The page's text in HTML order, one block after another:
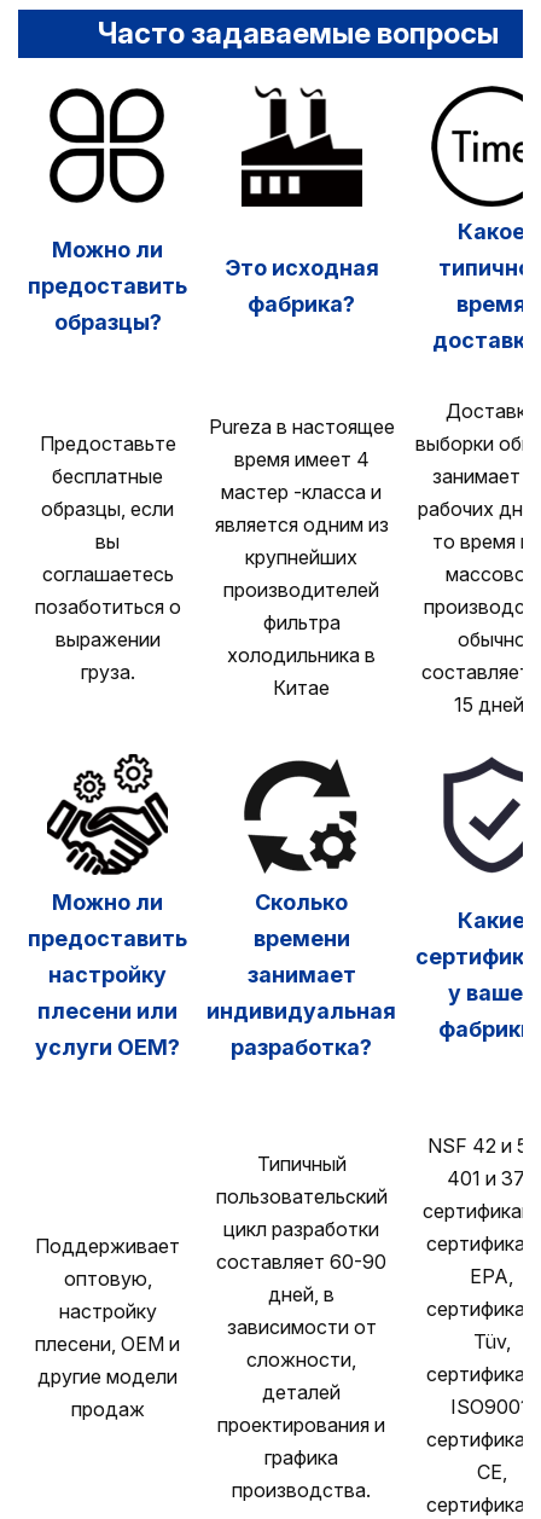
Часто задаваемые вопросы
Можно ли
предоставить
образцы?
Это исходная
фабрика?
Какое
время
Предоставьте
бесплатные
образцы, если
вы
соглашаетесь
позаботиться о
выражении
груза.
Pureza в настоящее
время имеет 4
мастер -класса и
является одним из
крупнейших
производителей
фильтра
холодильника в
Китае
Доставка
выборки
занимает
рабочих
то время
массовое
обычно
составляет
15 дней.
Можно ли
предоставить
настройку
плесени или
услуги OEM?
Сколько
времени
занимает
индивидуальная
разработка?
Какие
у вашей
Поддерживает
оптовую,
настройку
плесени, OEM и
другие модели
продаж
Типичный
пользовательский
цикл разработки
составляет 60-90
дней, в
зависимости от
сложности,
деталей
проектирования и
графика
производства.
NSF 42 и
401 и 372
EPA,
Tüv,
ISO9001,
CE,